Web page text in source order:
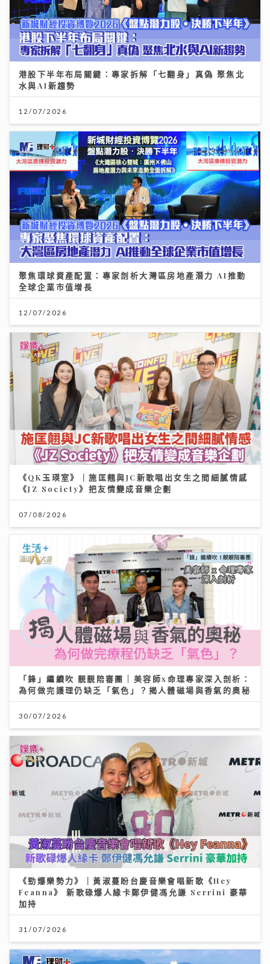
港股下半年布局關鍵：專家拆解「七翻身」真偽 聚焦北
水與AI新趨勢
12/07/2026
聚焦環球資產配置：專家剖析大灣區房地產潛力 AI推動
全球企業市值增長
12/07/2026
《QK玉瑛室》｜施匡翹與JC新歌唱出女生之間細膩情感
《JZ Society》把友情變成音樂企劃
07/08/2026
「鋒」繼續吹 靚靚陪審團 | 美容師x命理專家深入剖析：
為何做完護理仍缺乏「氣色」？揭人體磁場與香氣的奧秘
30/07/2026
《勁爆樂勢力》｜黃淑蔓盼台慶音樂會唱新歌《Hey
Feanna》 新歌碌爆人緣卡鄭伊健馮允謙 Serrini 豪華
加持
31/07/2026